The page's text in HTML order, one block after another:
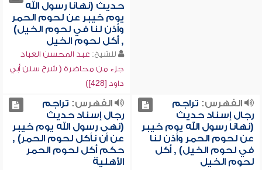
حديث (نهانا رسول الله
يوم خيبر عن لحوم الحمر
وأذن لنا في لحوم الخيل)
, أكل لحوم الخيل
للشيخ: عبد المحسن العباد
جزء من محاضرة ( شرح سنن أبي
داود [428])
الفهرس: تراجم
رجال إسناد حديث
(نهانا رسول الله يوم خيبر
عن لحوم الحمر وأذن لنا
في لحوم الخيل) , أكل
لحوم الخيل
الفهرس: تراجم
رجال إسناد حديث
(نهى رسول الله يوم خيبر
عن أن نأكل لحوم الحمر) ,
حكم أكل لحوم الحمر
الأهلية